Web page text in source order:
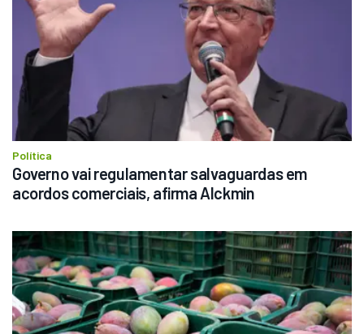
Política
Governo vai regulamentar salvaguardas em
acordos comerciais, afirma Alckmin